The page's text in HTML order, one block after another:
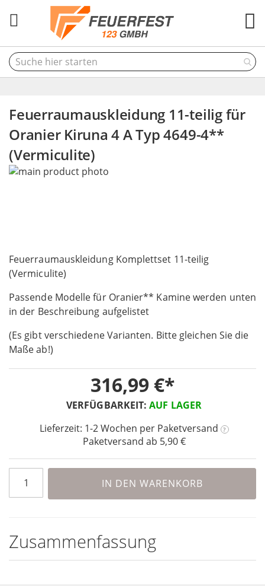
Feuerraumauskleidung 11-teilig für
Oranier Kiruna 4 A Typ 4649-4**
(Vermiculite)
Feuerraumauskleidung Komplettset 11-teilig
(Vermiculite)
Passende Modelle für Oranier** Kamine werden unten
in der Beschreibung aufgelistet
(Es gibt verschiedene Varianten. Bitte gleichen Sie die
Maße ab!)
VERFÜGBARKEIT:AUF LAGER
Lieferzeit: 1-2 Wochen per Paketversand ?
Paketversand ab 5,90 €
316,99 €
IN DEN WARENKORB
Zusammenfassung
Skip
gallery
to
the
of
the
gallery